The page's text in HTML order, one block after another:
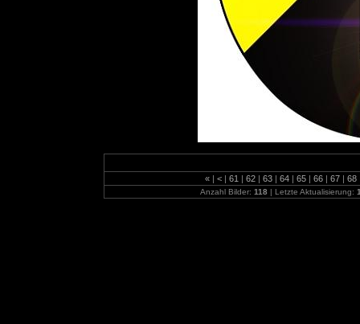
« | < | 61 | 62 | 63 | 64 | 65 | 66 | 67 | 68
Anzahl Bilder: 118 | Letzte Aktualisierung: